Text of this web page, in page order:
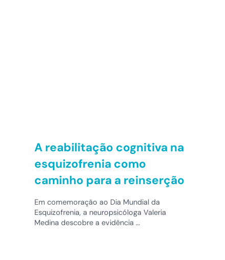
A reabilitação cognitiva na
esquizofrenia como
caminho para a reinserção
Em comemoração ao Dia Mundial da
Esquizofrenia, a neuropsicóloga Valeria
Medina descobre a evidência …